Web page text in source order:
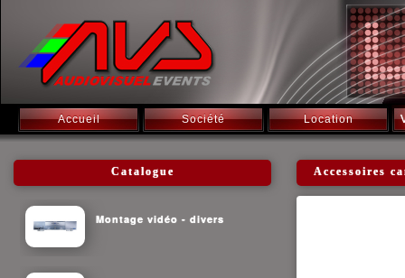
Accueil Société Location
Catalogue
Montage vidéo - divers
Accessoires